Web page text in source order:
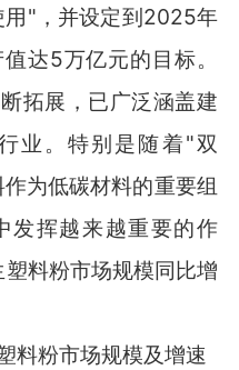
"，并设定到2025年
达5万亿元的目标。
拓展，已广泛涵盖建
业。特别是随着"双
为低碳材料的重要组
发挥越来越重要的作
料粉市场规模同比增
料粉市场规模及增速